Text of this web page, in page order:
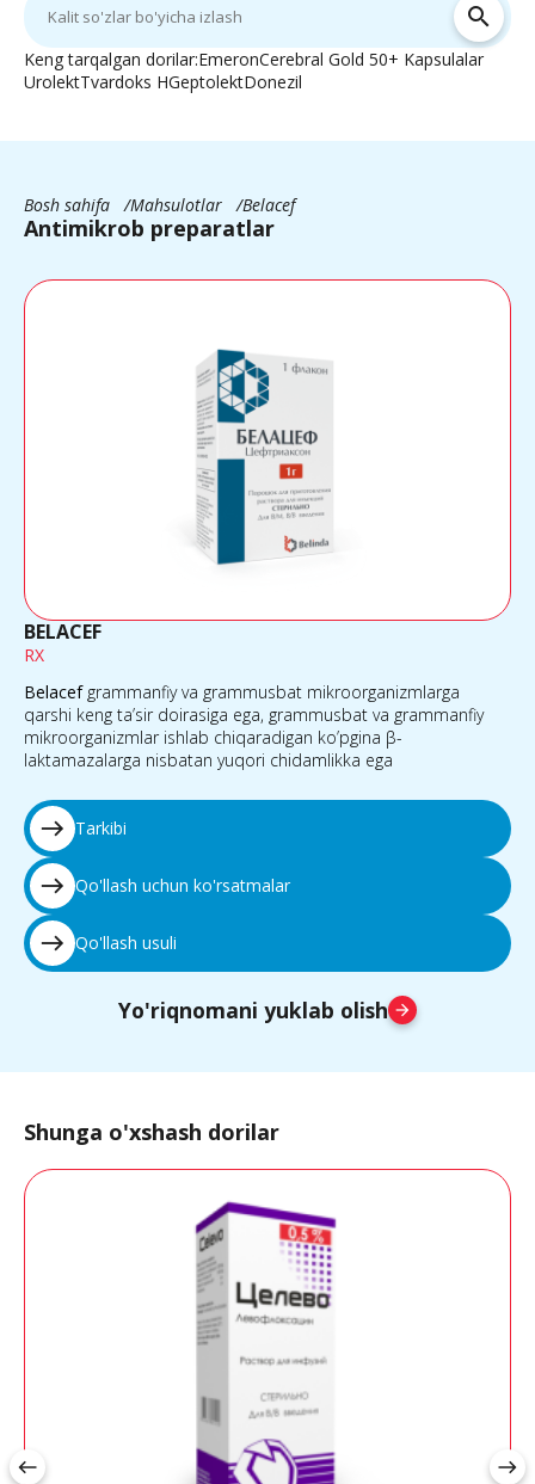
search
Keng tarqalgan dorilar:EmeronCerebral Gold 50+ Kapsulalar
UrolektTvardoks HGeptolektDonezil
Antimikrob preparatlar
Bosh sahifa Mahsulotlar Belacef
BELACEF
RX
Belacef grammanfiy va grammusbat mikroorganizmlarga
qarshi keng ta’sir doirasiga ega, grammusbat va grammanfiy
mikroorganizmlar ishlab chiqaradigan ko’pgina β-
laktamazalarga nisbatan yuqori chidamlikka ega
east Tarkibi
east Qo'llash uchun ko'rsatmalar
east Qo'llash usuli
Yo'riqnomani yuklab olish arrow_forward
Shunga o'xshash dorilar
west east